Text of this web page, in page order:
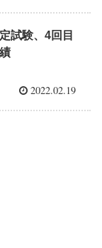
試験、4回目
2022.02.19